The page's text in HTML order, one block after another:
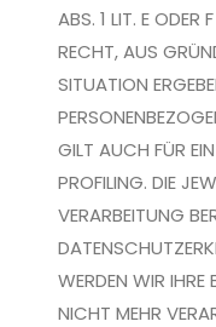
ABS. 1 LIT. E ODER
RECHT, AUS
SITUATION
GILT AUCH FÜR
PROFILING. DIE
VERARBEITUNG
WERDEN WIR IHRE
NICHT MEHR